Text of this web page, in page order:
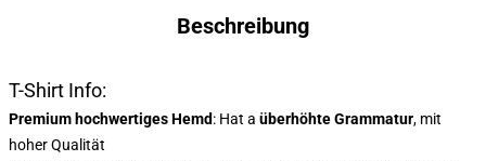
Beschreibung
T-Shirt Info:
Premium hochwertiges Hemd: Hat a überhöhte Grammatur, mit
hoher Qualität